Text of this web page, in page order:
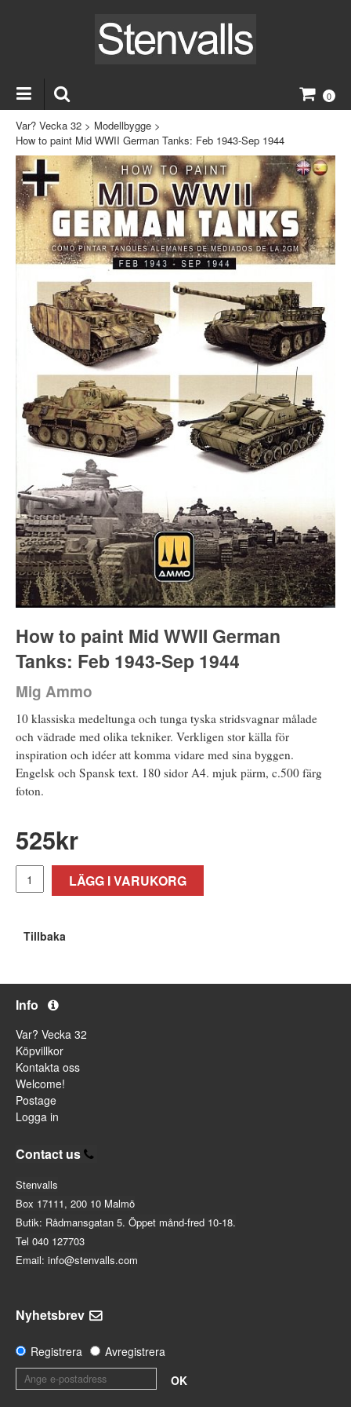
0
Var? Vecka 32 > Modellbygge >
How to paint Mid WWII German Tanks: Feb 1943-Sep 1944
How to paint Mid WWII German
Tanks: Feb 1943-Sep 1944
Mig Ammo
10 klassiska medeltunga och tunga tyska stridsvagnar målade
och vädrade med olika tekniker. Verkligen stor källa för
inspiration och idéer att komma vidare med sina byggen.
Engelsk och Spansk text. 180 sidor A4. mjuk pärm, c.500 färg
foton.
525kr
LÄGG I VARUKORG
Tillbaka
Info
Var? Vecka 32
Köpvillkor
Kontakta oss
Welcome!
Postage
Logga in
Contact us
Stenvalls
Box 17111, 200 10 Malmö
Butik: Rådmansgatan 5. Öppet månd-fred 10-18.
Tel 040 127703
Email: info@stenvalls.com
Nyhetsbrev
Registrera
Avregistrera
OK